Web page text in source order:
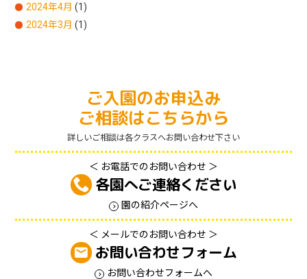
2024年4月 (1)
2024年3月 (1)
ご入園のお申込み
ご相談はこちらから
詳しいご相談は各クラスへお問い合わせ下さい
＜ お電話でのお問い合わせ ＞
各園へご連絡ください
園の紹介ページへ
＜ メールでのお問い合わせ ＞
お問い合わせフォーム
お問い合わせフォームへ